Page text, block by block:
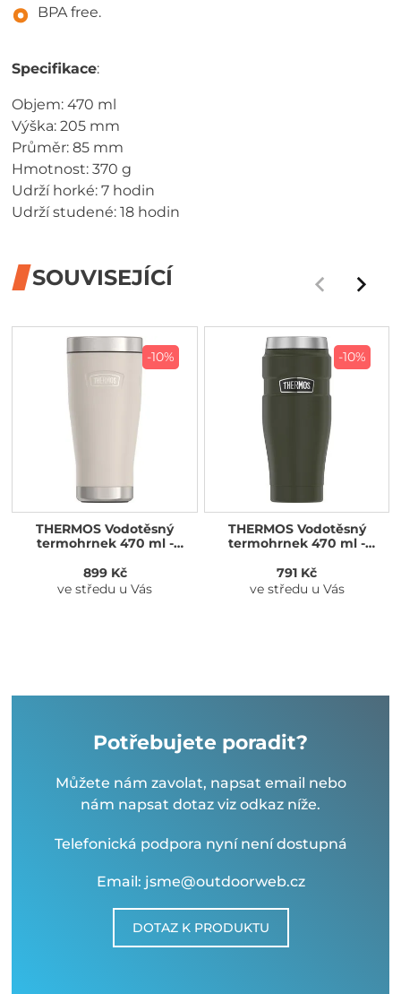
BPA free.
Specifikace:
Objem: 470 ml
Výška: 205 mm
Průměr: 85 mm
Hmotnost: 370 g
Udrží horké: 7 hodin
Udrží studené: 18 hodin
SOUVISEJÍCÍ
-10%
THERMOS Vodotěsný
termohrnek 470 ml -
899 Kč
ve středu u Vás
-10%
THERMOS Vodotěsný
termohrnek 470 ml -
791 Kč
ve středu u Vás
Potřebujete poradit?
Můžete nám zavolat, napsat email nebo
nám napsat dotaz viz odkaz níže.
Telefonická podpora nyní není dostupná
Email: jsme@outdoorweb.cz
DOTAZ K PRODUKTU